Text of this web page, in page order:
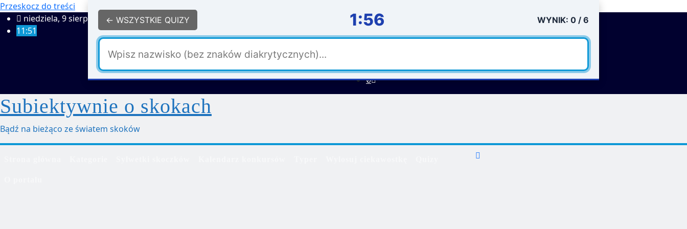
Przeskocz do treści
niedziela, 9 sierpnia 2026
11:51
ZALOGUJ
Subiektywnie o skokach
Bądź na bieżąco ze światem skoków
← WSZYSTKIE QUIZY 1:55 WYNIK: 0 / 6